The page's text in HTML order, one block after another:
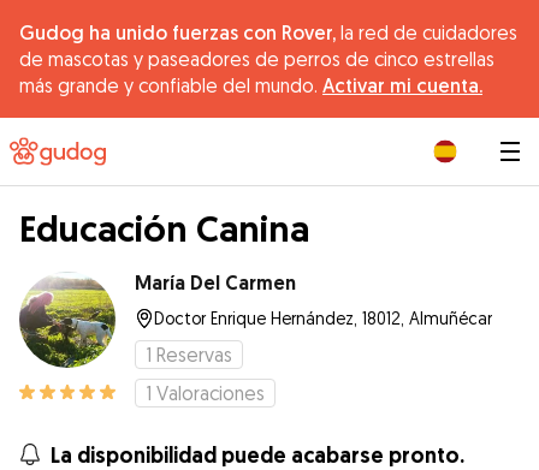
Gudog ha unido fuerzas con Rover, la red de cuidadores
de mascotas y paseadores de perros de cinco estrellas
más grande y confiable del mundo. Activar mi cuenta.
Educación Canina
María Del Carmen
Doctor Enrique Hernández, 18012, Almuñécar
1 Reservas
1 Valoraciones
La disponibilidad puede acabarse pronto.